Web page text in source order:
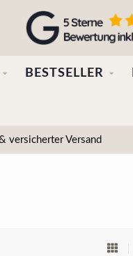
BESTSELLER
versicherter Versand